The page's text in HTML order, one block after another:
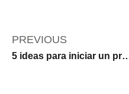
PREVIOUS
5 ideas para iniciar un programa de